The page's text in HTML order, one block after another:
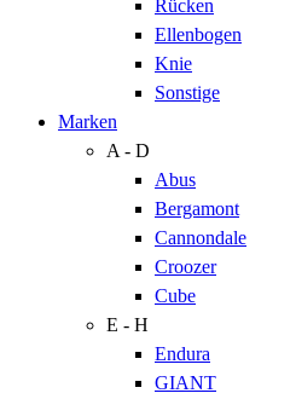
Rücken
Ellenbogen
Knie
Sonstige
Marken
A - D
Abus
Bergamont
Cannondale
Croozer
Cube
E - H
Endura
GIANT